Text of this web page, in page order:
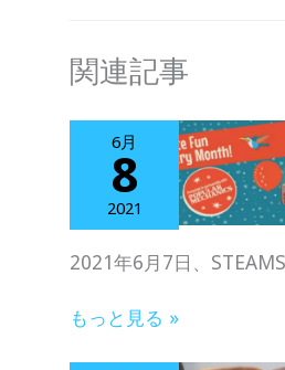
関連記事
6月
8
2021
2021年6⽉7⽇、
もっと見る »